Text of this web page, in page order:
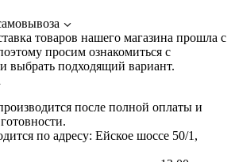
товаров нашего магазина прошла с
просим ознакомиться с
выбрать подходящий вариант.
после полной оплаты и
по адресу: Ейское шоссе 50/1,